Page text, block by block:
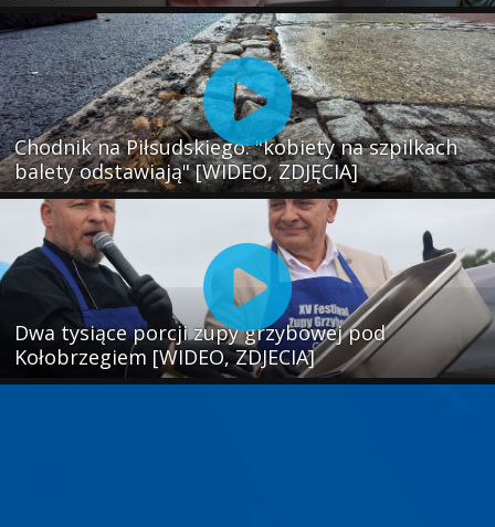
Chodnik na Piłsudskiego: "kobiety na szpilkach
balety odstawiają" [WIDEO, ZDJĘCIA]
Dwa tysiące porcji zupy grzybowej pod
Kołobrzegiem [WIDEO, ZDJECIA]